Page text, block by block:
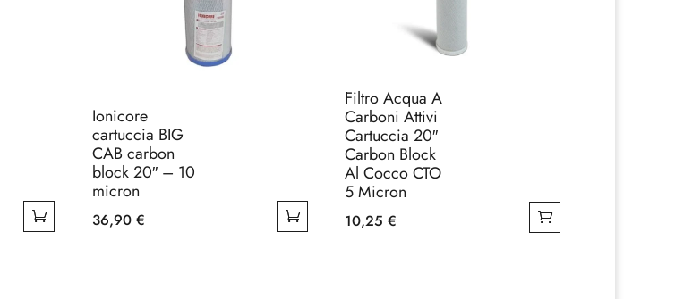
Ionicore
cartuccia BIG
CAB carbon
block 20″ – 10
micron
36,90 €
Filtro Acqua A
Carboni Attivi
Cartuccia 20″
Carbon Block
Al Cocco CTO
5 Micron
10,25€